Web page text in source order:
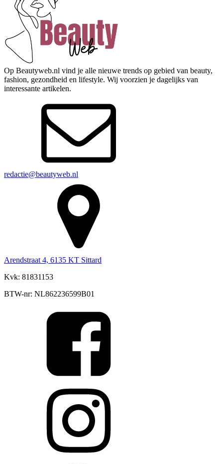
Op Beautyweb.nl vind je alle nieuwe trends op gebied van beauty,
fashion, gezondheid en lifestyle. Wij voorzien je dagelijks van
interessante artikelen.
redactie@beautyweb.nl
Arendstraat 4, 6135 KT Sittard
Kvk: 81831153
BTW-nr: NL862236599B01